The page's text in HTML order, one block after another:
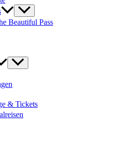
Beautiful Pass
& Tickets